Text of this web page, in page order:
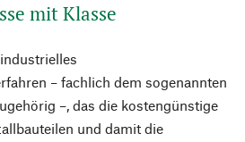
mit Klasse
– fachlich dem sogenannten
–, das die kostengünstige
und damit die